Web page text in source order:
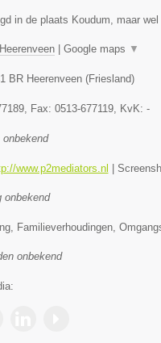
in de plaats Koudum, maar
Heerenveen| Google maps ▼
BR Heerenveen(Friesland)
, Fax: 0513-677119, KvK: -
www.p2mediators.nl
onbekend
Familieverhoudingen,
onbekend